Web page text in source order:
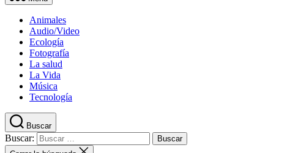
Animales
Audio/Video
Ecología
Fotografía
La salud
La Vida
Música
Tecnología
Buscar
Buscar: